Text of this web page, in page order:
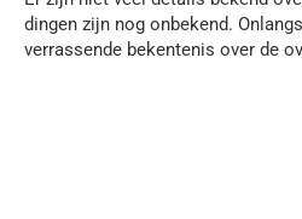
dingen zijn nog onbekend.
verrassende bekentenis over de